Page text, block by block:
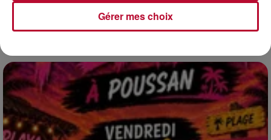
Pas besoin de bouteilles de plongée lourdes ni de diplômes
complexes pour observer la vie sous-marine. Cet été, un
masque, un tuba et une paire de palmes...
Gérer mes choix